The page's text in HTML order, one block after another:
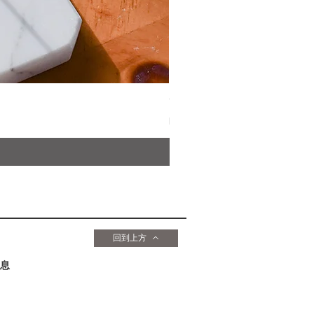
YOU YOU ANG 天然草本淨
價格
HK$169.00
回到上方